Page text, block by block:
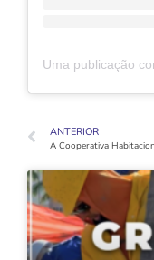
ANTERIOR